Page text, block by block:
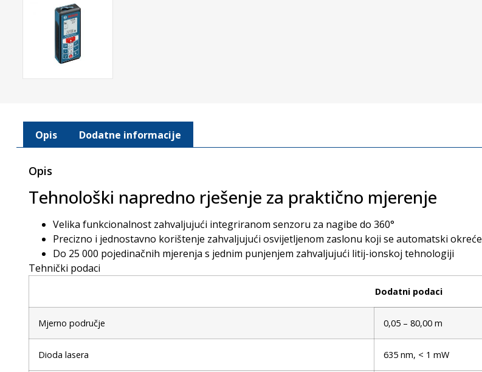
Opis Dodatne informacije
Opis
Tehnološki napredno rješenje za praktično mjerenje
Velika funkcionalnost zahvaljujući integriranom senzoru za nagibe do 360°
Precizno i jednostavno korištenje zahvaljujući osvijetljenom zaslonu koji se automatski okreće
Do 25 000 pojedinačnih mjerenja s jednim punjenjem zahvaljujući litij-ionskoj tehnologiji
Tehnički podaci
Dodatni podaci
Mjerno područje 0,05 – 80,00 m
Dioda lasera 635 nm, < 1 mW